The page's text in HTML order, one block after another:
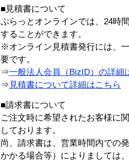
■見積書について
ぷらっとオンラインでは、24時
することができます。
※オンライン見積書発行には、
要です。
⇒一般法人会員（BizID）の詳細
⇒ 見積書について詳細はこちら
■請求書について
ご注文時に希望されたお客様に
しております。
尚、請求書は、営業時間内での
かかる場合等）によりましては